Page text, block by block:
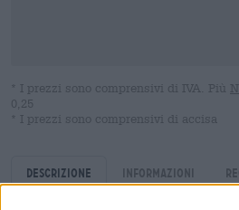
* I prezzi sono comprensivi di IVA. Più
0,25
* I prezzi sono comprensivi di accisa
Descrizione Informazioni